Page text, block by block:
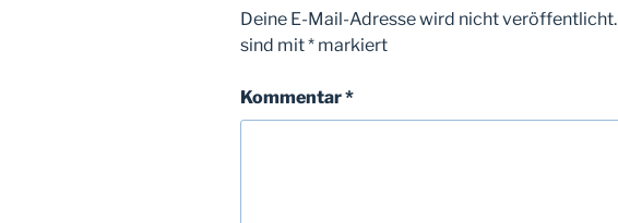
Deine E-Mail-Adresse wird nicht veröffentlicht.
sind mit* markiert
Kommentar*